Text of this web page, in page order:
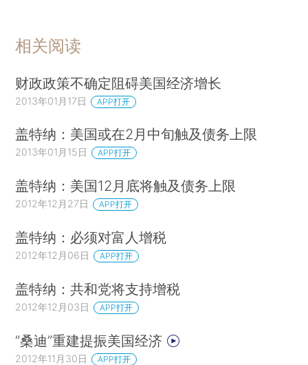
相关阅读
财政政策不确定阻碍美国经济增长
2013年01月17日 APP打开
盖特纳：美国或在2月中旬触及债务上限
2013年01月15日 APP打开
盖特纳：美国12月底将触及债务上限
2012年12月27日 APP打开
盖特纳：必须对富人增税
2012年12月06日 APP打开
盖特纳：共和党将支持增税
2012年12月03日 APP打开
“桑迪”重建提振美国经济
2012年11月30日 APP打开